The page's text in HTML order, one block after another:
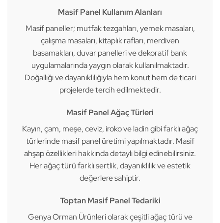
Masif Panel Kullanım Alanları
Masif paneller; mutfak tezgahları, yemek masaları,
çalışma masaları, kitaplık rafları, merdiven
basamakları, duvar panelleri ve dekoratif bank
uygulamalarında yaygın olarak kullanılmaktadır.
Doğallığı ve dayanıklılığıyla hem konut hem de ticari
projelerde tercih edilmektedir.
Masif Panel Ağaç Türleri
Kayın, çam, meşe, ceviz, iroko ve ladin gibi farklı ağaç
türlerinde masif panel üretimi yapılmaktadır. Masif
ahşap özelliklerihakkında detaylı bilgi edinebilirsiniz.
Her ağaç türü farklı sertlik, dayanıklılık ve estetik
değerlere sahiptir.
Toptan Masif Panel Tedariki
Genya Orman Ürünleri olarak çeşitli ağaç türü ve